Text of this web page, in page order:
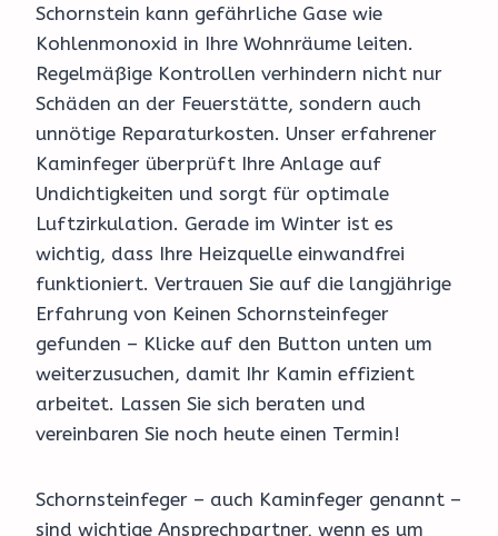
Schornstein kann gefährliche Gase wie
Kohlenmonoxid in Ihre Wohnräume leiten.
Regelmäßige Kontrollen verhindern nicht nur
Schäden an der Feuerstätte, sondern auch
unnötige Reparaturkosten. Unser erfahrener
Kaminfeger überprüft Ihre Anlage auf
Undichtigkeiten und sorgt für optimale
Luftzirkulation. Gerade im Winter ist es
wichtig, dass Ihre Heizquelle einwandfrei
funktioniert. Vertrauen Sie auf die langjährige
Erfahrung von Keinen Schornsteinfeger
gefunden – Klicke auf den Button unten um
weiterzusuchen, damit Ihr Kamin effizient
arbeitet. Lassen Sie sich beraten und
vereinbaren Sie noch heute einen Termin!
Schornsteinfeger – auch Kaminfeger genannt –
sind wichtige Ansprechpartner, wenn es um